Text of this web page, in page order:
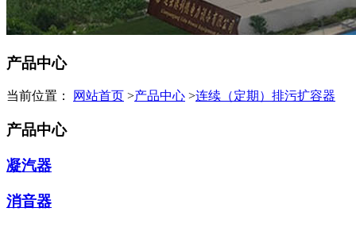
产品中心
当前位置： 网站首页 >产品中心 >连续（定期）排污扩容器
产品中心
凝汽器
消音器